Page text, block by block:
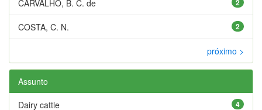
CARVALHO, B. C. de
2
COSTA, C. N.
próximo >
Assunto
4
Dairy cattle